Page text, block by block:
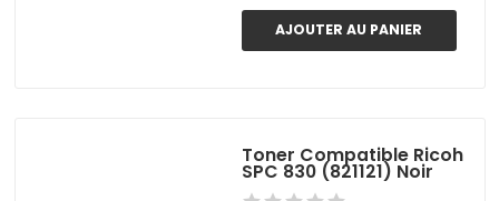
AJOUTER AU PANIER
Toner Compatible Ricoh
SPC 830 (821121) Noir